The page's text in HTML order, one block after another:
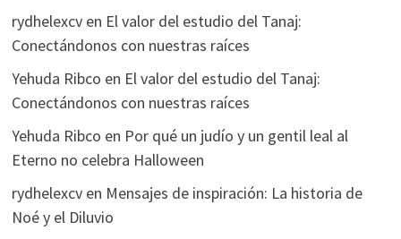
rydhelexcven El valor del estudio del Tanaj:
Conectándonos con nuestras raíces
Yehuda Ribco en El valor del estudio del Tanaj:
Conectándonos con nuestras raíces
Yehuda Ribco en Por qué un judío y un gentil leal al
Eterno no celebra Halloween
rydhelexcven Mensajes de inspiración: La historia de
Noé y el Diluvio